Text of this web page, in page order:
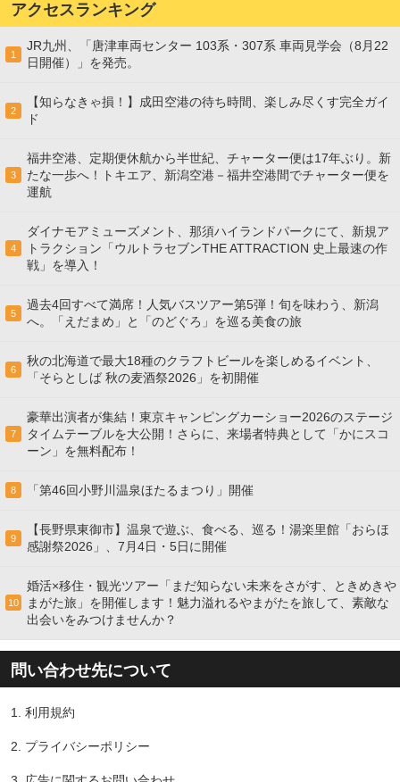
アクセスランキング
1
JR九州、「唐津車両センター 103系・307系 車両見学会（8月22
日開催）」を発売。
2
【知らなきゃ損！】成田空港の待ち時間、楽しみ尽くす完全ガイ
ド
3
福井空港、定期便休航から半世紀、チャーター便は17年ぶり。新
たな一歩へ！トキエア、新潟空港－福井空港間でチャーター便を
運航
4
ダイナモアミューズメント、那須ハイランドパークにて、新規ア
トラクション「ウルトラセブンTHE ATTRACTION 史上最速の作
戦」を導入！
5
過去4回すべて満席！人気バスツアー第5弾！旬を味わう、新潟
へ。「えだまめ」と「のどぐろ」を巡る美食の旅
6
秋の北海道で最大18種のクラフトビールを楽しめるイベント、
「そらとしば 秋の麦酒祭2026」を初開催
7
豪華出演者が集結！東京キャンピングカーショー2026のステージ
タイムテーブルを大公開！さらに、来場者特典として「かにスコ
ーン」を無料配布！
8 「第46回小野川温泉ほたるまつり」開催
9
【長野県東御市】温泉で遊ぶ、食べる、巡る！湯楽里館「おらほ
感謝祭2026」、7月4日・5日に開催
10
婚活×移住・観光ツアー「まだ知らない未来をさがす、ときめきや
まがた旅」を開催します！魅力溢れるやまがたを旅して、素敵な
出会いをみつけませんか？
問い合わせ先について
1. 利用規約
2. プライバシーポリシー